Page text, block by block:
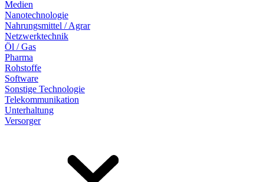
Medien
Nanotechnologie
Nahrungsmittel / Agrar
Netzwerktechnik
Öl / Gas
Pharma
Rohstoffe
Software
Sonstige Technologie
Telekommunikation
Unterhaltung
Versorger